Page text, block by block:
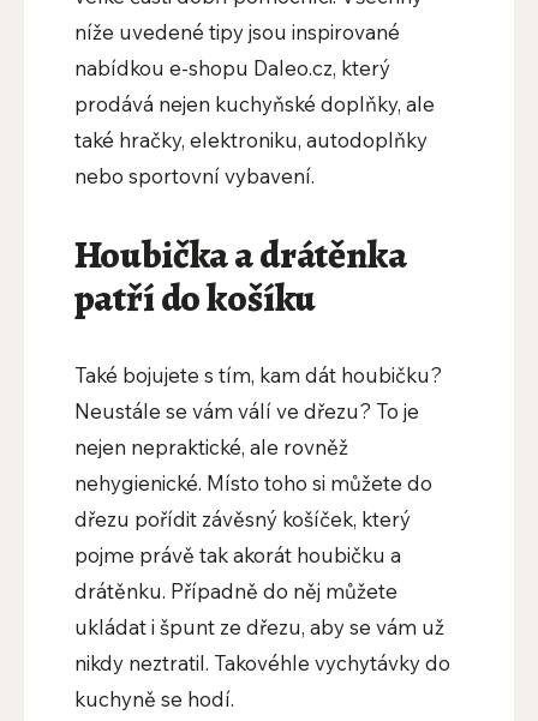
níže uvedené tipy jsou inspirované
nabídkou e-shopu Daleo.cz, který
prodává nejen kuchyňské doplňky, ale
také hračky, elektroniku, autodoplňky
nebo sportovní vybavení.
Houbička a drátěnka
patří do košíku
Také bojujete s tím, kam dát houbičku?
Neustále se vám válí ve dřezu? To je
nejen nepraktické, ale rovněž
nehygienické. Místo toho si můžete do
dřezu pořídit závěsný košíček, který
pojme právě tak akorát houbičku a
drátěnku. Případně do něj můžete
ukládat i špunt ze dřezu, aby se vám už
nikdy neztratil. Takovéhle vychytávky do
kuchyně se hodí.